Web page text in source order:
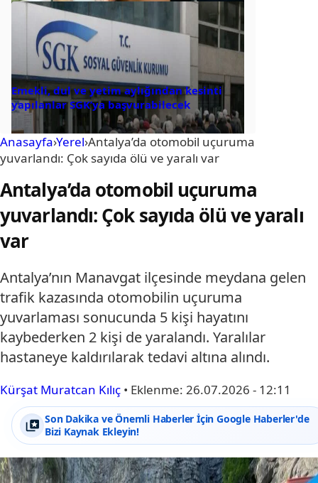
Emekli, dul ve yetim aylığından kesinti
yapılanlar SGK’ya başvurabilecek
Anasayfa›Yerel›Antalya’da otomobil uçuruma
yuvarlandı: Çok sayıda ölü ve yaralı var
Antalya’da otomobil uçuruma
yuvarlandı: Çok sayıda ölü ve yaralı
var
Antalya’nın Manavgat ilçesinde meydana gelen
trafik kazasında otomobilin uçuruma
yuvarlaması sonucunda 5 kişi hayatını
kaybederken 2 kişi de yaralandı. Yaralılar
hastaneye kaldırılarak tedavi altına alındı.
Kürşat Muratcan Kılıç • Eklenme: 26.07.2026 - 12:11
Son Dakika ve Önemli Haberler İçin Google Haberler'de
Bizi Kaynak Ekleyin!